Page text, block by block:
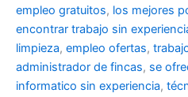
empleo gratuitos, los mejores
encontrar trabajo sin
limpieza, empleo ofertas,
administrador de fincas, se
informatico sin experiencia,